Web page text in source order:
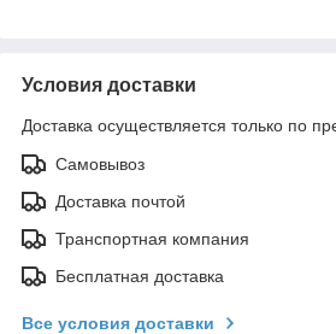
Условия доставки
Доставка осуществляется только по
Самовывоз
Доставка почтой
Транспортная компания
Бесплатная доставка
Все условия доставки